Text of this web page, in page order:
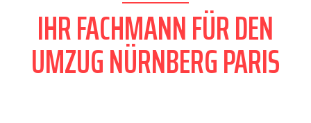
IHR FACHMANN FÜR DEN
UMZUG NÜRNBERG PARIS